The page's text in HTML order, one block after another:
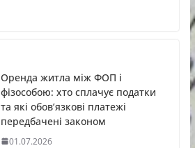
Оренда житла між ФОП і
фізособою: хто сплачує податки
та які обов’язкові платежі
передбачені законом
01.07.2026